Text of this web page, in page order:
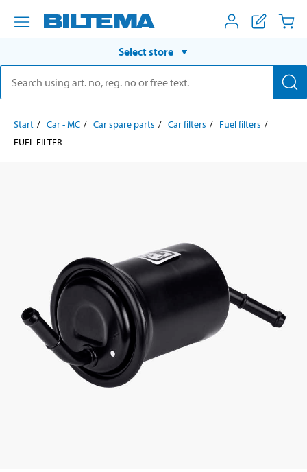
Select store
Start Car - MC Car spare parts Car filters
Fuel filters
FUEL FILTER